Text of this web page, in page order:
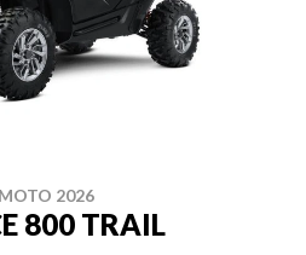
2026
800 TRAIL